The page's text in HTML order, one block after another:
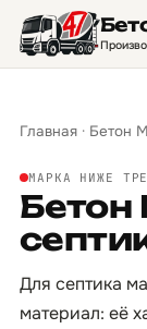
Главная · Бетон
МАРКА НИЖЕ
Для септика
материал: её